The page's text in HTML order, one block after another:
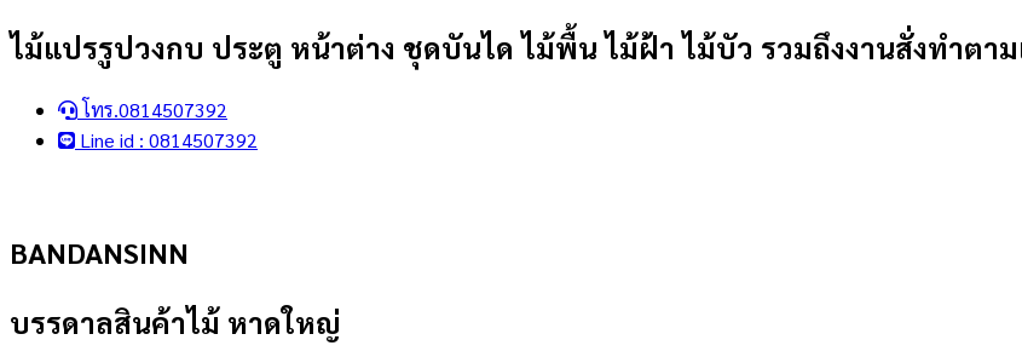
Skip
content
ไม้แปรรูปวงกบ ประตู หน้าต่าง ชุดบันได ไม้พื้น ไม้ฝ้า ไม้บัว รวมถึงงานสั่งทำต
โทร.0814507392
Line id : 0814507392
BANDANSINN
บรรดาลสินค้าไม้ หาดใหญ่